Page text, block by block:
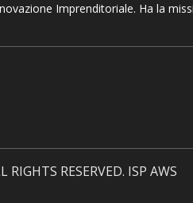
Imprenditoriale. Ha la
RESERVED. ISP AWS